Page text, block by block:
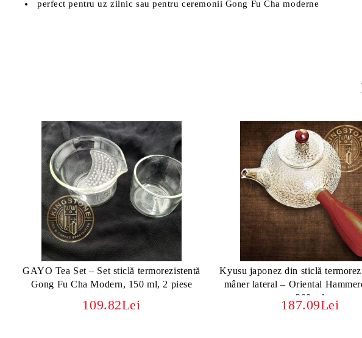
perfect pentru uz zilnic sau pentru ceremonii Gong Fu Cha moderne
GAYO Tea Set – Set sticlă termorezistentă
Gong Fu Cha Modern, 150 ml, 2 piese
109.82Lei
Kyusu japonez din sticlă
mâner lateral – Oriental
300 ml
187.09Lei